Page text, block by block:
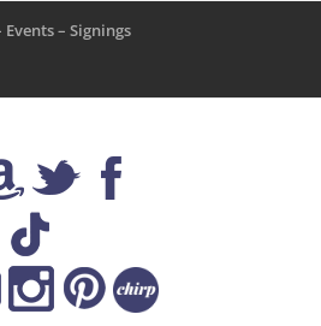
Events – Signings